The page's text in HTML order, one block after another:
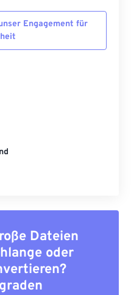
Engagement für
Dateien
oder